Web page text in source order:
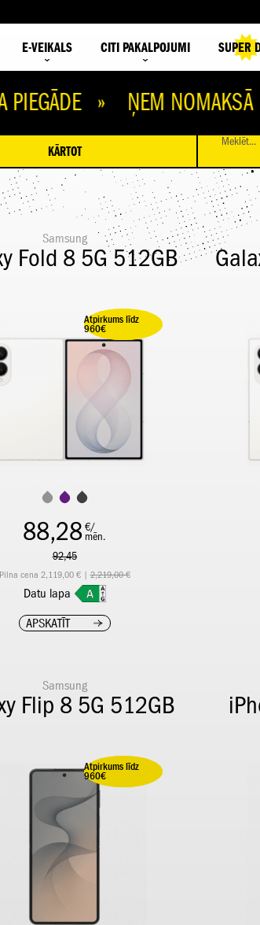
E-VEIKALS CITI PAKALPOJUMI SUPER
» ŅEM NOMAKSĀ »
KĀRTOT
Meklēt...
Samsung
Fold 8 5G 512GB
Ietaupi 100,00 €
Atpirkums līdz
960€
88,28 €/
mēn.
92,45
Pilna cena 2,119,00 € |2,219,00 €
Datu lapa
APSKATĪT
Samsung
Flip 8 5G 512GB
Ietaupi 100,00 €
Atpirkums līdz
960€